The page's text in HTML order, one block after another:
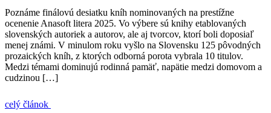
Poznáme finálovú desiatku kníh nominovaných na prestížne
ocenenie Anasoft litera 2025. Vo výbere sú knihy etablovaných
slovenských autoriek a autorov, ale aj tvorcov, ktorí boli doposiaľ
menej známi. V minulom roku vyšlo na Slovensku 125 pôvodných
prozaických kníh, z ktorých odborná porota vybrala 10 titulov.
Medzi témami dominujú rodinná pamäť, napätie medzi domovom a
cudzinou […]
celý článok